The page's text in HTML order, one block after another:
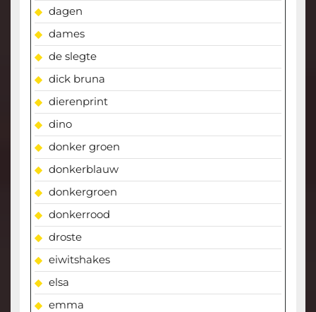
dagen
dames
de slegte
dick bruna
dierenprint
dino
donker groen
donkerblauw
donkergroen
donkerrood
droste
eiwitshakes
elsa
emma